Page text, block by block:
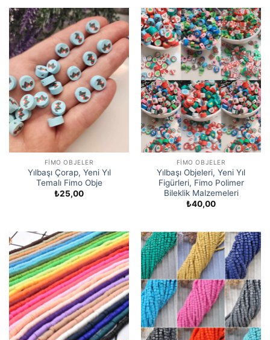
FIMO OBJELER
Yılbaşı Çorap, Yeni Yıl
Temalı Fimo Obje
₺25,00
FIMO OBJELER
Yılbaşı Objeleri, Yeni Yıl
Figürleri, Fimo Polimer
Bileklik Malzemeleri
₺40,00